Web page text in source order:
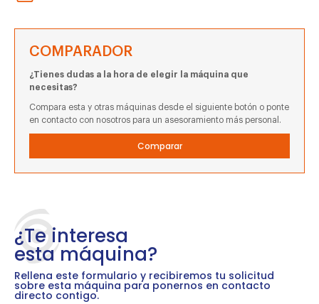
COMPARADOR
¿Tienes dudas a la hora de elegir la máquina que
necesitas?
Compara esta y otras máquinas desde el siguiente botón o ponte
en contacto con nosotros para un asesoramiento más personal.
Comparar
¿Te interesa
esta máquina?
Rellena este formulario y recibiremos tu solicitud
sobre esta máquina para ponernos en contacto
directo contigo.